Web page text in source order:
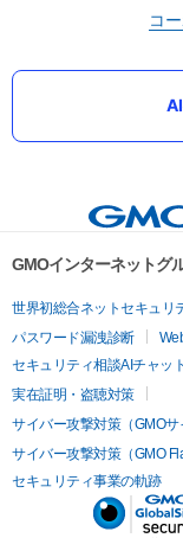
コ
GMOインターネットグ
世界初総合ネットセキュリ
パスワード漏洩診断
セキュリティ相談AIチャッ
実在証明・盗聴対策
サイバー攻撃対策（GMOサ
サイバー攻撃対策（GMO
セキュリティ事業の軌跡